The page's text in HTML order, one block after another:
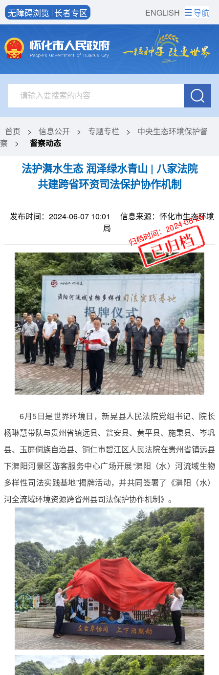
ENGLISH
无障碍浏览 长者专区 导航
首页 > 信息公开 > 专题专栏 >
中央生态环境保护督
察
> 督察动态
法护㵲水生态 润泽绿水青山 | 八家法院
共建跨省环资司法保护协作机制
发布时间：2024-06-07 10:01
信息来源：怀化市生态环境
局
6月5日是世界环境日，新晃县人民法院党组书记、院长
杨琳慧带队与贵州省镇远县、瓮安县、黄平县、施秉县、岑巩
县、玉屏侗族自治县、铜仁市碧江区人民法院在贵州省镇远县
下㵲阳河景区游客服务中心广场开展“㵲阳（水）河流域生物
多样性司法实践基地”揭牌活动，并共同签署了《㵲阳（水）
河全流域环境资源跨省州县司法保护协作机制》。
归档时间：2024-06-25